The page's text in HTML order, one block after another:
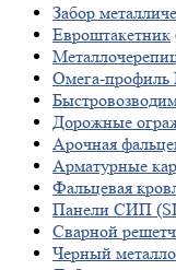
Забор
Евроштакетник
Омега-
Дорожные
Арочная
Арматурные
Фальцевая
Панели СИП
Сварной
Черный